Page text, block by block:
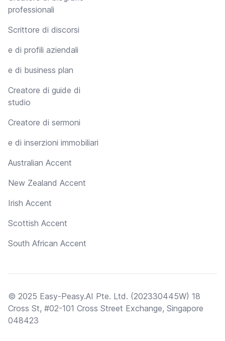
professionali
Scrittore di discorsi
e di profili aziendali
e di business plan
Creatore di guide di
studio
Creatore di sermoni
e di inserzioni immobiliari
Australian Accent
New Zealand Accent
Irish Accent
Scottish Accent
South African Accent
© 2025 Easy-Peasy.AI Pte. Ltd. (202330445W) 18
Cross St, #02-101 Cross Street Exchange, Singapore
048423